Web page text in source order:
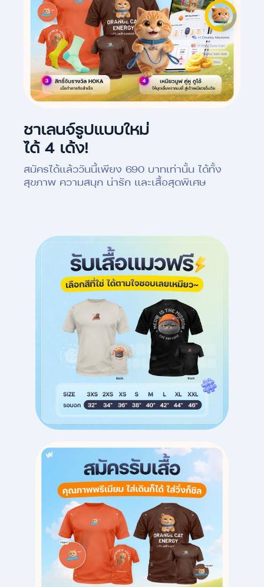
ชาเลนจ์รูปแบบใหม่
ได้ 4 เด้ง!
สมัครได้แล้ววันนี้เพียง 690 บาทเท่านั้น ได้ทั้ง
สุขภาพ ความสนุก น่ารัก และเสื้อสุดพิเศษ